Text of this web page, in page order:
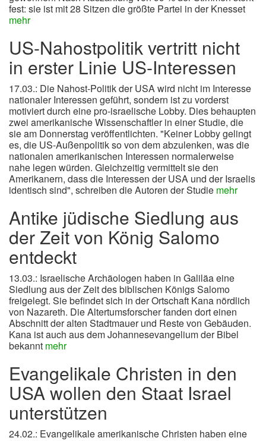
fest: sie ist mit 28 Sitzen die größte Partei in der Knesset
mehr
US-Nahostpolitik vertritt nicht
in erster Linie US-Interessen
17.03.: Die Nahost-Politik der USA wird nicht im Interesse
nationaler Interessen geführt, sondern ist zu vorderst
motiviert durch eine pro-israelische Lobby. Dies behaupten
zwei amerikanische Wissenschaftler in einer Studie, die
sie am Donnerstag veröffentlichten. "Keiner Lobby gelingt
es, die US-Außenpolitik so von dem abzulenken, was die
nationalen amerikanischen Interessen normalerweise
nahe legen würden. Gleichzeitig vermittelt sie den
Amerikanern, dass die Interessen der USA und der Israelis
identisch sind", schreiben die Autoren der Studie mehr
Antike jüdische Siedlung aus
der Zeit von König Salomo
entdeckt
13.03.: Israelische Archäologen haben in Galiläa eine
Siedlung aus der Zeit des biblischen Königs Salomo
freigelegt. Sie befindet sich in der Ortschaft Kana nördlich
von Nazareth. Die Altertumsforscher fanden dort einen
Abschnitt der alten Stadtmauer und Reste von Gebäuden.
Kana ist auch aus dem Johannesevangelium der Bibel
bekannt mehr
Evangelikale Christen in den
USA wollen den Staat Israel
unterstützen
24.02.: Evangelikale amerikanische Christen haben eine